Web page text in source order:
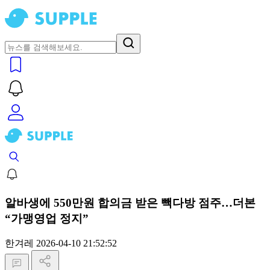
알바생에 550만원 합의금 받은 빽다방 점주…더본
“가맹영업 정지”
한겨레 2026-04-10 21:52:52